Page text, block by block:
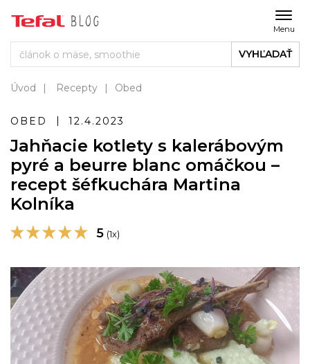
Menu
VYHĽADAŤ
Úvod Recepty Obed
OBED 12.4.2023
Jahňacie kotlety s kalerábovým
pyré a beurre blanc omáčkou –
recept šéfkuchára Martina
Kolníka
5 (1x)